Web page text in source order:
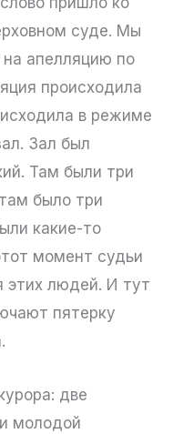
суде. Мы
апелляцию по
происходила
в режиме
Зал был
Там были три
было три
какие-то
момент судьи
этих людей. И тут
пятерку
две
молодой